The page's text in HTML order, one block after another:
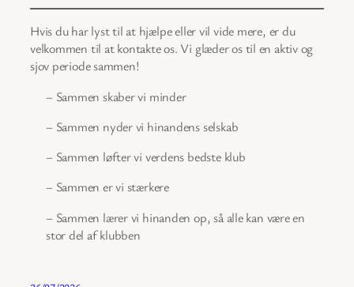
Hvis du har lyst til at hjælpe eller vil vide mere, er du
velkommen til at kontakte os. Vi glæder os til en aktiv og
sjov periode sammen!
– Sammen skaber vi minder
– Sammen nyder vi hinandens selskab
– Sammen løfter vi verdens bedste klub
– Sammen er vi stærkere
– Sammen lærer vi hinanden op, så alle kan være en
stor del af klubben